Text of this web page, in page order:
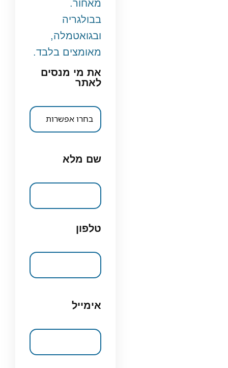
מאחור.
בבולגריה
ובגואטמלה,
מאומצים בלבד.
את מי מנסים
לאתר
שם מלא
טלפון
אימייל